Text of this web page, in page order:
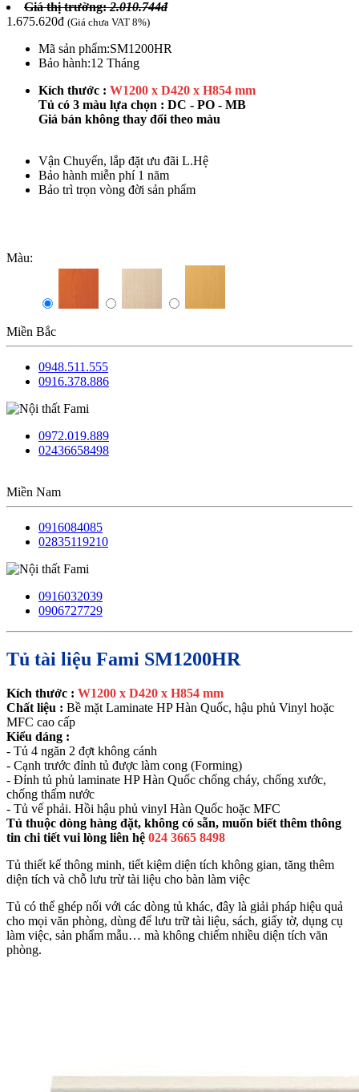
Giá thị trường:2.010.744đ
1.675.620đ (Giá chưa VAT 8%)
Mã sản phẩm:SM1200HR
Bảo hành:12 Tháng
Kích thước : W1200 x D420 x H854 mm
Tủ có 3 màu lựa chọn : DC - PO - MB
Giá bán không thay đổi theo màu
Vận Chuyển, lắp đặt ưu đãi L.Hệ
Bảo hành miễn phí 1 năm
Bảo trì trọn vòng đời sản phẩm
Màu:
Miền Bắc
0948.511.555
0916.378.886
0972.019.889
02436658498
Miền Nam
0916084085
02835119210
0916032039
0906727729
Tủ tài liệu Fami SM1200HR
Kích thước : W1200 x D420 x H854 mm
Chất liệu : Bề mặt Laminate HP Hàn Quốc, hậu phủ Vinyl hoặc
MFC cao cấp
Kiểu dáng :
- Tủ 4 ngăn 2 đợt không cánh
- Cạnh trước đỉnh tủ được làm cong (Forming)
- Đỉnh tủ phủ laminate HP Hàn Quốc chống cháy, chống xước,
chống thấm nước
- Tủ vế phải. Hồi hậu phủ vinyl Hàn Quốc hoặc MFC
Tủ thuộc dòng hàng đặt, không có sẵn, muốn biết thêm thông
tin chi tiết vui lòng liên hệ 024 3665 8498
Tủ thiết kế thông minh, tiết kiệm diện tích không gian, tăng thêm
diện tích và chỗ lưu trừ tài liệu cho bàn làm việc
Tủ có thể ghép nối với các dòng tủ khác, đây là giải pháp hiệu quả
cho mọi văn phòng, dùng để lưu trữ tài liệu, sách, giấy tờ, dụng cụ
làm việc, sản phẩm mẫu… mà không chiếm nhiều diện tích văn
phòng.